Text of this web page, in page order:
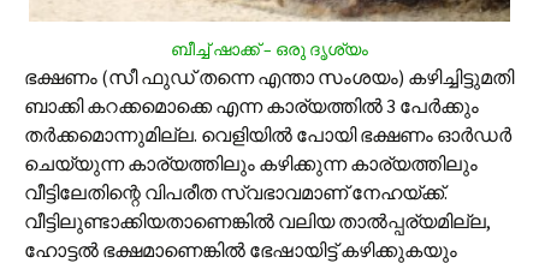
ബീച്ച് ഷാക്ക് – ഒരു ദൃശ്യം
ഭക്ഷണം (സീ ഫുഡ് തന്നെ എന്താ സംശയം) കഴിച്ചിട്ടുമതി
ബാക്കി കറക്കമൊക്കെ എന്ന കാര്യത്തില്‍ 3 പേര്‍ക്കും
തര്‍ക്കമൊന്നുമില്ല. വെളിയില്‍ പോയി ഭക്ഷണം ഓര്‍ഡര്‍
ചെയ്യുന്ന കാര്യത്തിലും കഴിക്കുന്ന കാര്യത്തിലും
വീട്ടിലേതിന്റെ വിപരീത സ്വഭാവമാണ് നേഹയ്ക്ക്.
വീട്ടിലുണ്ടാക്കിയതാണെങ്കില്‍ വലിയ താല്‍പ്പര്യമില്ല,
ഹോട്ടല്‍ ഭക്ഷമാണെങ്കില്‍ ഭേഷായിട്ട് കഴിക്കുകയും